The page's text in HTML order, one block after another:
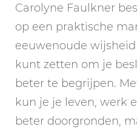
Carolyne Faulkner
op een praktische
eeuwenoude
kunt zetten om je
beter te begrijpen.
kun je je leven, werk
beter doorgronden,